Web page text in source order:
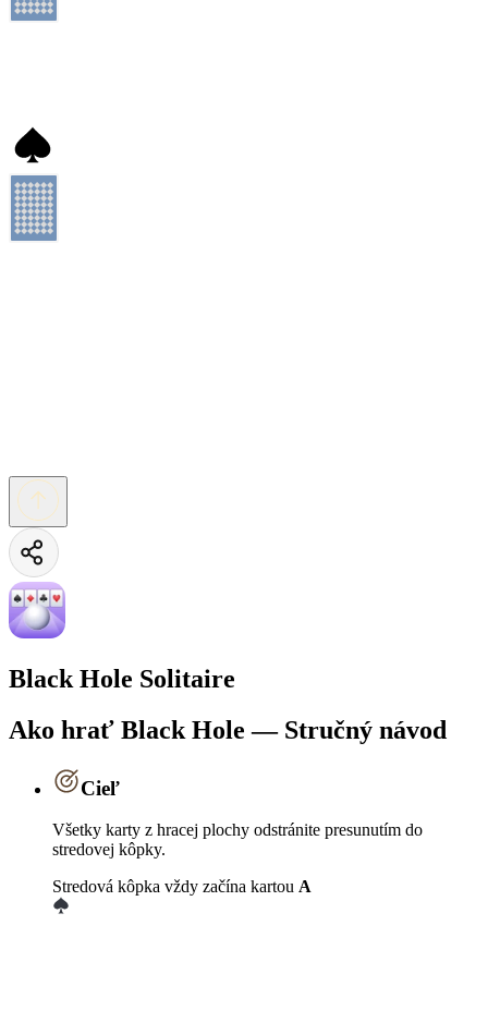
Black Hole Solitaire
Ako hrať Black Hole — Stručný návod
Cieľ
Všetky karty z hracej plochy odstránite presunutím do
stredovej kôpky.
Stredová kôpka vždy začína kartou A